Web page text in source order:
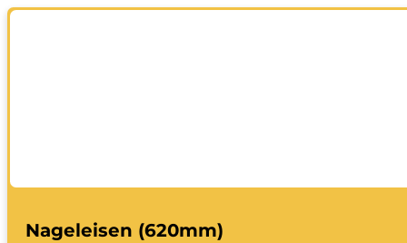
Nageleisen (620mm)